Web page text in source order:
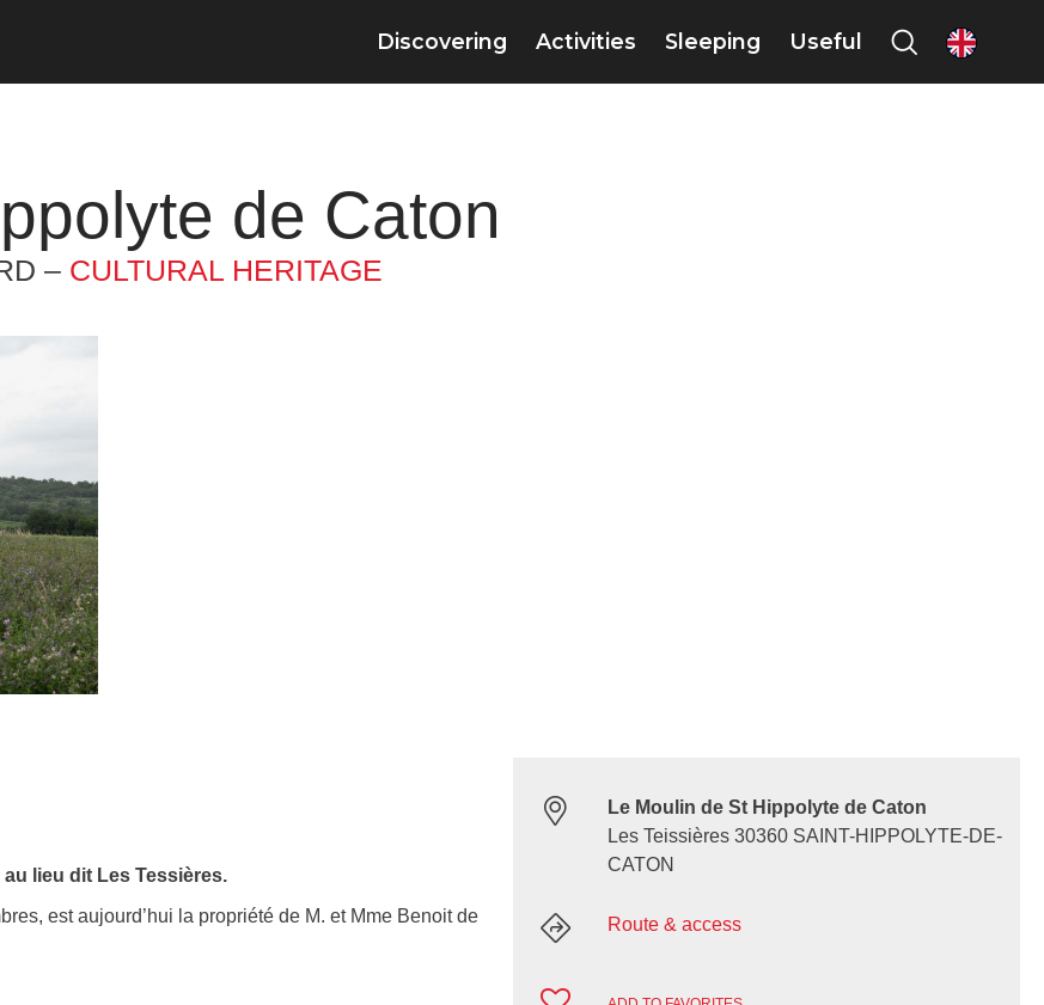
Discovering Activities Sleeping Useful en
de Caton
– CULTURAL HERITAGE
lieu dit Les Tessières.
est aujourd’hui la propriété de M. et Mme Benoit de
Le Moulin de St Hippolyte de Caton
Les Teissières 30360 SAINT-HIPPOLYTE-DE-
CATON
Route & access